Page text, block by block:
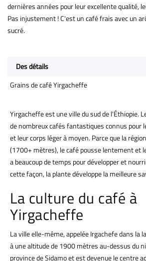
dernières années pour leur excellente qualité,
Pas injustement ! C'est un café frais avec un
sucré.
Des détails
Grains de café Yirgacheffe
Yirgacheffe est une ville du sud de l'Éthiopie.
de nombreux cafés fantastiques connus pour
et leur corps léger à moyen. Parce que la
(1700+ mètres), le café pousse lentement et
a beaucoup de temps pour développer et
cette façon, la plante développe la meilleure
La culture du café à
Yirgacheffe
La ville elle-même, appelée Irgachefe dans la
à une altitude de 1900 mètres au-dessus du
province de Sidamo et est devenue le centre